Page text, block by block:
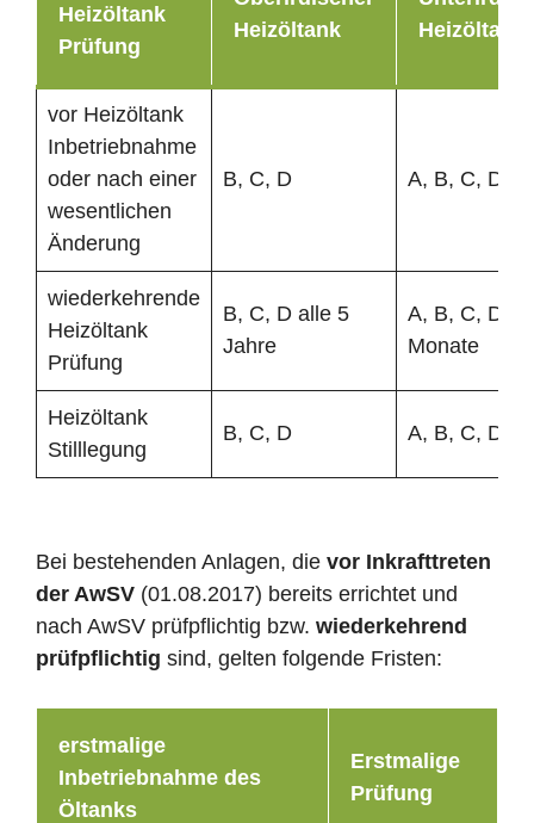
Heizöltank
Prüfung
Heizöltank
Heizöltank
vor Heizöltank
Inbetriebnahme
oder nach einer
wesentlichen
Änderung
B, C, D A, B, C, D
wiederkehrende
Heizöltank
Prüfung
B, C, D alle 5
Jahre
A, B, C, D
Monate
Heizöltank
Stilllegung
B, C, D A, B, C, D
Bei bestehenden Anlagen, die vor Inkrafttreten
der AwSV (01.08.2017) bereits errichtet und
nach AwSV prüfpflichtig bzw. wiederkehrend
prüfpflichtig sind, gelten folgende Fristen:
erstmalige
Inbetriebnahme des
Öltanks
Erstmalige
Prüfung